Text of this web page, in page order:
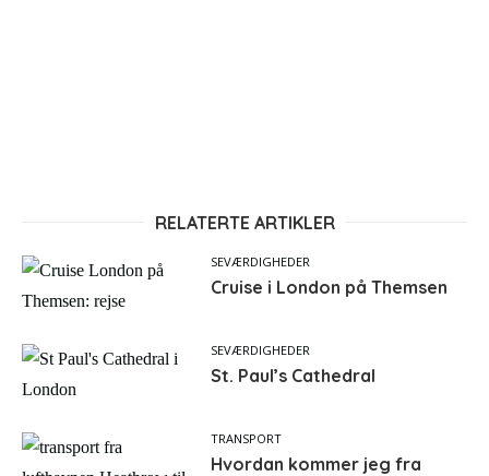
RELATERTE ARTIKLER
SEVÆRDIGHEDER
Cruise i London på Themsen
SEVÆRDIGHEDER
St. Paul’s Cathedral
TRANSPORT
Hvordan kommer jeg fra